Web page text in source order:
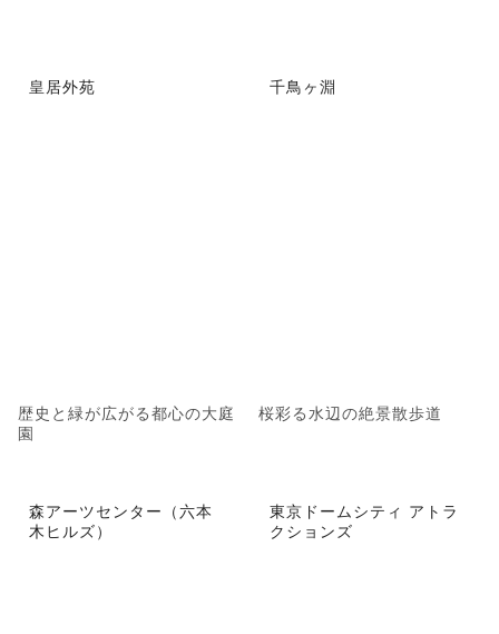
皇居外苑
歴史と緑が広がる都心の大庭
園
千鳥ヶ淵
桜彩る水辺の絶景散歩道
森アーツセンター（六本
木ヒルズ）
東京ドームシティ アトラ
クションズ